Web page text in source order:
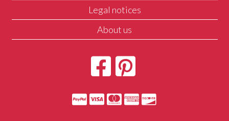
Legal notices
About us